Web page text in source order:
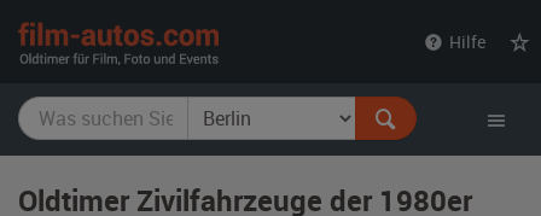
Hilfe
Oldtimer Zivilfahrzeuge der 1980er